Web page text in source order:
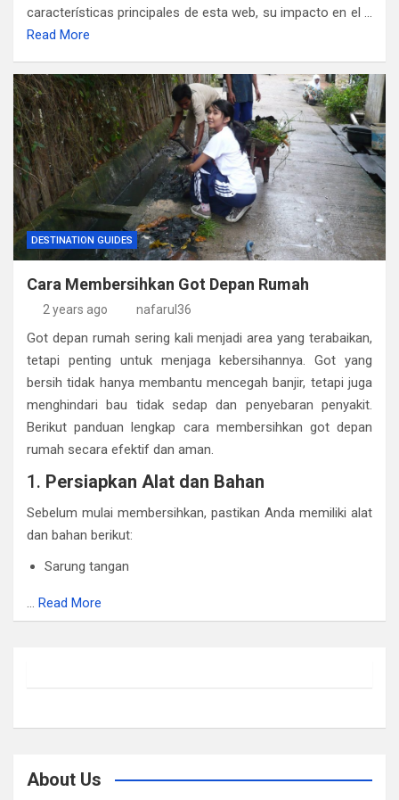
características principales de esta web, su impacto en el …
Read More
DESTINATION GUIDES
Cara Membersihkan Got Depan Rumah
2 years ago nafarul36
Got depan rumah sering kali menjadi area yang terabaikan,
tetapi penting untuk menjaga kebersihannya. Got yang
bersih tidak hanya membantu mencegah banjir, tetapi juga
menghindari bau tidak sedap dan penyebaran penyakit.
Berikut panduan lengkap cara membersihkan got depan
rumah secara efektif dan aman.
1. Persiapkan Alat dan Bahan
Sebelum mulai membersihkan, pastikan Anda memiliki alat
dan bahan berikut:
Sarung tangan
… Read More
About Us